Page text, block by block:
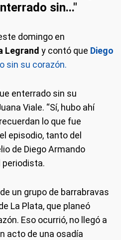
sin..."
domingo en
Legrand y contó que Diego
sin su corazón.
enterrado sin su
Viale. “Sí, hubo ahí
lo que fue
episodio, tanto del
de Diego Armando
periodista.
un grupo de barrabravas
La Plata, que planeó
Eso ocurrió, no llegó a
acto de una osadía